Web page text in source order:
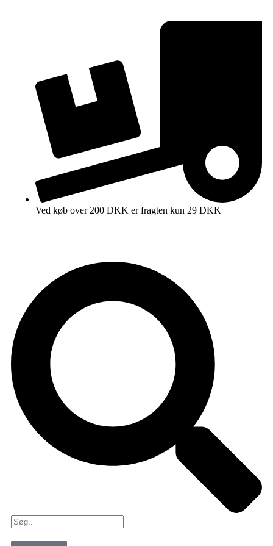
Ved køb over 200 DKK er fragten kun 29 DKK